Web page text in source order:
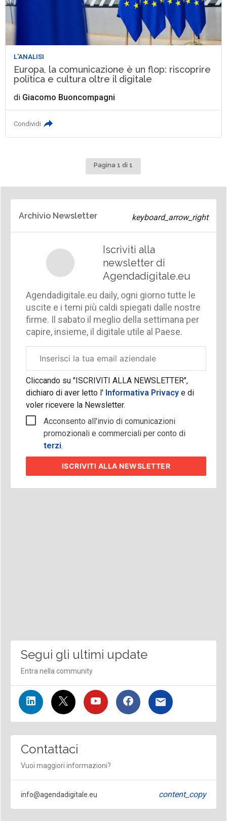
L'ANALISI
Europa, la comunicazione è un flop: riscoprire
politica e cultura oltre il digitale
di Giacomo Buoncompagni
Condividi
Pagina 1 di 1
Archivio Newsletter
Iscriviti alla
newsletter di
Agendadigitale.eu
Agendadigitale.eu daily, ogni giorno tutte le
uscite e i temi più caldi spiegati dalle nostre
firme. Il sabato il meglio della settimana per
capire, insieme, il digitale utile al Paese.
aziendale
Cliccando su "ISCRIVITI ALLA NEWSLETTER",
dichiaro di aver letto l'Informativa Privacy e di
voler ricevere la Newsletter.
Acconsento all'invio di comunicazioni
promozionali e commerciali per conto di
terzi.
ISCRIVITI ALLA NEWSLETTER
Segui gli ultimi update
Entra nella community
Contattaci
Vuoi maggiori informazioni?
info@agendadigitale.eu content_copy